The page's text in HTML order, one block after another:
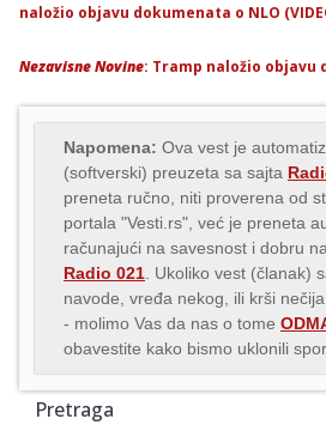
naložio objavu dokumenata o NLO
Nezavisne Novine: Tramp naložio objavu
Napomena: Ova vest je
(softverski) preuzeta sa sajta
preneta ručno, niti proverena od
portala "Vesti.rs", već je preneta
računajući na savesnost i dobru
Radio 021 . Ukoliko vest (članak)
navode, vređa nekog, ili krši
- molimo Vas da nas o tome
obavestite kako bismo uklonili
Pretraga